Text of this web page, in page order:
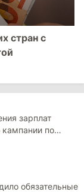
стран с
зарплат
кампании по
обязательные